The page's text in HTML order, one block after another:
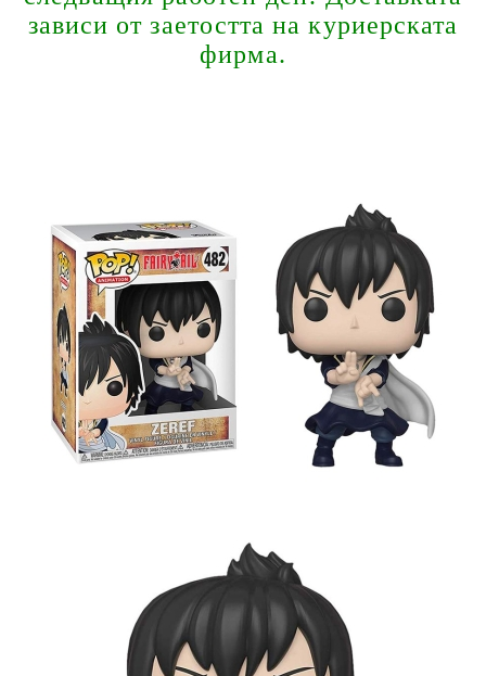
зависи от заетостта на куриерската
фирма.